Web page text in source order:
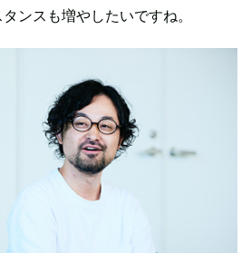
ンスも増やしたいですね。